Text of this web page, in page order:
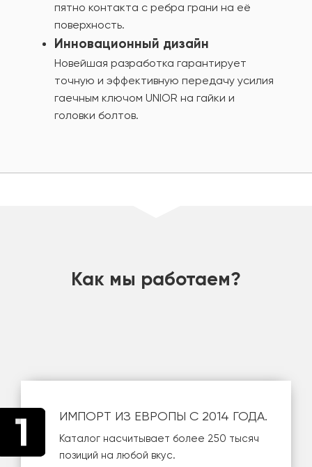
пятно контакта с ребра грани на её
поверхность.
Инновационный дизайн
Новейшая разработка гарантирует
точную и эффективную передачу усилия
гаечным ключом UNIOR на гайки и
головки болтов.
Как мы работаем?
ИМПОРТ ИЗ ЕВРОПЫ С 2014 ГОДА.
Каталог насчитывает более 250 тысяч
позиций на любой вкус.